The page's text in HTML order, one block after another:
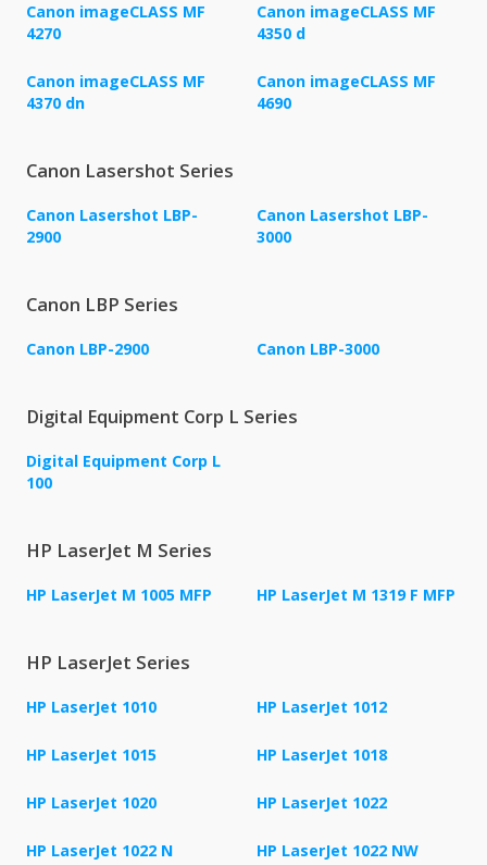
Canon imageCLASS MF
4270
Canon imageCLASS MF
4350 d
Canon imageCLASS MF
4370 dn
Canon imageCLASS MF
4690
Canon Lasershot Series
Canon Lasershot LBP-
2900
Canon Lasershot LBP-
3000
Canon LBP Series
Canon LBP-2900 Canon LBP-3000
Digital Equipment Corp L Series
Digital Equipment Corp L
100
HP LaserJet M Series
HP LaserJet M 1005 MFP HP LaserJet M 1319 F MFP
HP LaserJet Series
HP LaserJet 1010 HP LaserJet 1012
HP LaserJet 1015 HP LaserJet 1018
HP LaserJet 1020 HP LaserJet 1022
HP LaserJet 1022 N HP LaserJet 1022 NW